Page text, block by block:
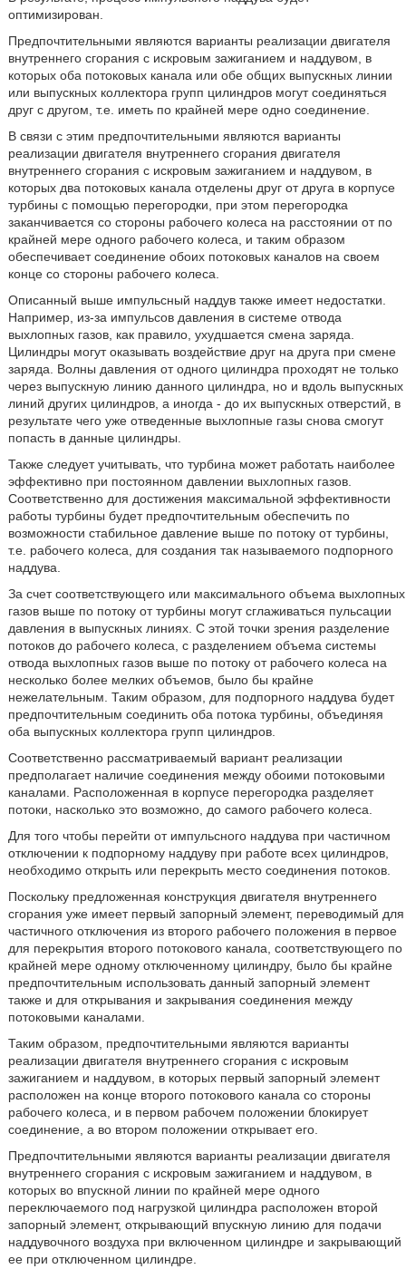
оптимизирован.
Предпочтительными являются варианты реализации двигателя
внутреннего сгорания с искровым зажиганием и наддувом, в
которых оба потоковых канала или обе общих выпускных линии
или выпускных коллектора групп цилиндров могут соединяться
друг с другом, т.е. иметь по крайней мере одно соединение.
В связи с этим предпочтительными являются варианты
реализации двигателя внутреннего сгорания двигателя
внутреннего сгорания с искровым зажиганием и наддувом, в
которых два потоковых канала отделены друг от друга в корпусе
турбины с помощью перегородки, при этом перегородка
заканчивается со стороны рабочего колеса на расстоянии от по
крайней мере одного рабочего колеса, и таким образом
обеспечивает соединение обоих потоковых каналов на своем
конце со стороны рабочего колеса.
Описанный выше импульсный наддув также имеет недостатки.
Например, из-за импульсов давления в системе отвода
выхлопных газов, как правило, ухудшается смена заряда.
Цилиндры могут оказывать воздействие друг на друга при смене
заряда. Волны давления от одного цилиндра проходят не только
через выпускную линию данного цилиндра, но и вдоль выпускных
линий других цилиндров, а иногда - до их выпускных отверстий, в
результате чего уже отведенные выхлопные газы снова смогут
попасть в данные цилиндры.
Также следует учитывать, что турбина может работать наиболее
эффективно при постоянном давлении выхлопных газов.
Соответственно для достижения максимальной эффективности
работы турбины будет предпочтительным обеспечить по
возможности стабильное давление выше по потоку от турбины,
т.е. рабочего колеса, для создания так называемого подпорного
наддува.
За счет соответствующего или максимального объема выхлопных
газов выше по потоку от турбины могут сглаживаться пульсации
давления в выпускных линиях. С этой точки зрения разделение
потоков до рабочего колеса, с разделением объема системы
отвода выхлопных газов выше по потоку от рабочего колеса на
несколько более мелких объемов, было бы крайне
нежелательным. Таким образом, для подпорного наддува будет
предпочтительным соединить оба потока турбины, объединяя
оба выпускных коллектора групп цилиндров.
Соответственно рассматриваемый вариант реализации
предполагает наличие соединения между обоими потоковыми
каналами. Расположенная в корпусе перегородка разделяет
потоки, насколько это возможно, до самого рабочего колеса.
Для того чтобы перейти от импульсного наддува при частичном
отключении к подпорному наддуву при работе всех цилиндров,
необходимо открыть или перекрыть место соединения потоков.
Поскольку предложенная конструкция двигателя внутреннего
сгорания уже имеет первый запорный элемент, переводимый для
частичного отключения из второго рабочего положения в первое
для перекрытия второго потокового канала, соответствующего по
крайней мере одному отключенному цилиндру, было бы крайне
предпочтительным использовать данный запорный элемент
также и для открывания и закрывания соединения между
потоковыми каналами.
Таким образом, предпочтительными являются варианты
реализации двигателя внутреннего сгорания с искровым
зажиганием и наддувом, в которых первый запорный элемент
расположен на конце второго потокового канала со стороны
рабочего колеса, и в первом рабочем положении блокирует
соединение, а во втором положении открывает его.
Предпочтительными являются варианты реализации двигателя
внутреннего сгорания с искровым зажиганием и наддувом, в
которых во впускной линии по крайней мере одного
переключаемого под нагрузкой цилиндра расположен второй
запорный элемент, открывающий впускную линию для подачи
наддувочного воздуха при включенном цилиндре и закрывающий
ее при отключенном цилиндре.